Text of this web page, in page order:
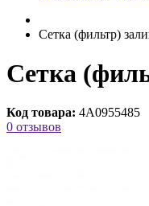
Сетка (фильтр)
Сетка
Код товара: 4A0955485
0 отзывов